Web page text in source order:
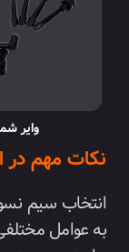
وایر
نکات مهم
انتخاب سیم
به عوامل